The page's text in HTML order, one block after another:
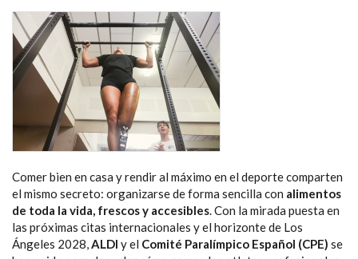
Comer bien en casa y rendir al máximo en el deporte comparten
el mismo secreto: organizarse de forma sencilla con alimentos
de toda la vida, frescos y accesibles. Con la mirada puesta en
las próximas citas internacionales y el horizonte de Los
Ángeles 2028,ALDI y el Comité Paralímpico Español (CPE) se